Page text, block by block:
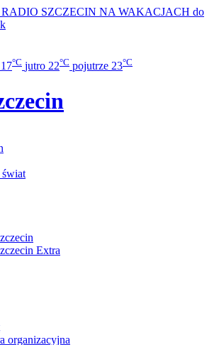
RADIO SZCZECIN NA WAKACJACH do
17°C jutro 22°C pojutrze 23°C
świat
Extra
organizacyjna